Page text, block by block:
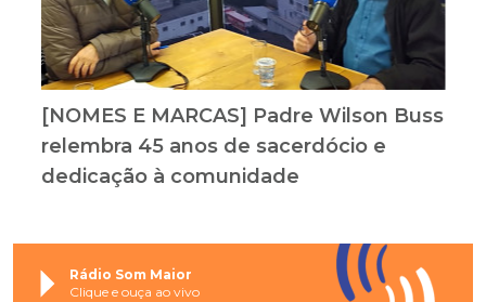
[NOMES E MARCAS] Padre Wilson Buss
relembra 45 anos de sacerdócio e
dedicação à comunidade
Rádio Som Maior
Clique e ouça ao vivo